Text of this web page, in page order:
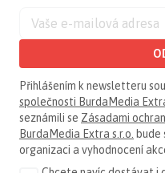
Přihlášením k newsletteru
společnosti BurdaMedia
seznámili se Zásadami
BurdaMedia Extra s.r.o. bude
organizaci a vyhodnocení